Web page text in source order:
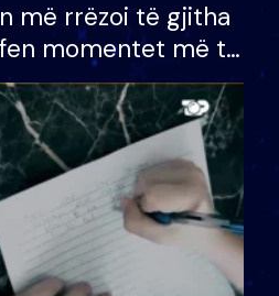
më rrëzoi të gjitha
momentet më të
e BB VIP: Do më
kur…